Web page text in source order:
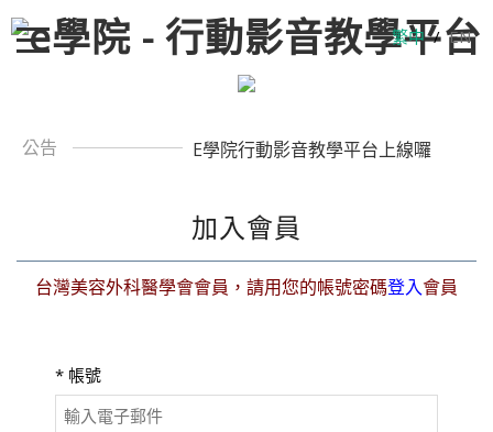
繁中 / EN
公告 E學院行動影音教學平台上線囉
加入會員
台灣美容外科醫學會會員，請用您的帳號密碼登入會員
* 帳號